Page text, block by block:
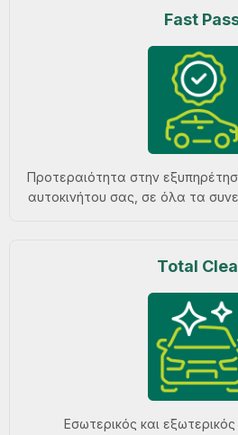
Fast
Προτεραιότητα στην
αυτοκινήτου σας, σε όλα τα
Total
Εσωτερικός και